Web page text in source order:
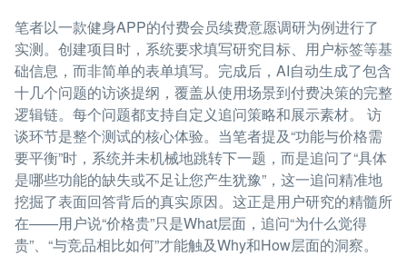
笔者以一款健身APP的付费会员续费意愿调研为例进行了
实测。创建项目时，系统要求填写研究目标、用户标签等基
础信息，而非简单的表单填写。完成后，AI自动生成了包含
十几个问题的访谈提纲，覆盖从使用场景到付费决策的完整
逻辑链。每个问题都支持自定义追问策略和展示素材。 访
谈环节是整个测试的核心体验。当笔者提及“功能与价格需
要平衡”时，系统并未机械地跳转下一题，而是追问了“具体
是哪些功能的缺失或不足让您产生犹豫”，这一追问精准地
挖掘了表面回答背后的真实原因。这正是用户研究的精髓所
在——用户说“价格贵”只是What层面，追问“为什么觉得
贵”、“与竞品相比如何”才能触及Why和How层面的洞察。